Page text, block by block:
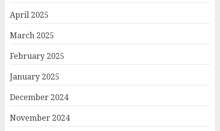
April 2025
March 2025
February 2025
January 2025
December 2024
November 2024